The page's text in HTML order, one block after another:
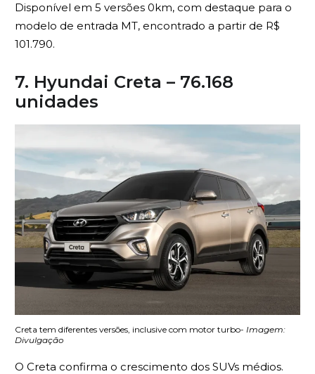
Disponível em 5 versões 0km, com destaque para o
modelo de entrada MT, encontrado a partir de R$
101.790.
7. Hyundai Creta – 76.168
unidades
Creta tem diferentes versões, inclusive com motor turbo- Imagem:
Divulgação
O Creta confirma o crescimento dos SUVs médios.